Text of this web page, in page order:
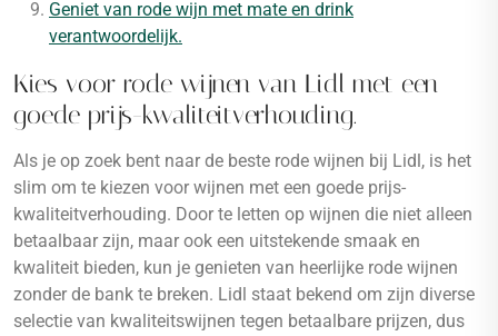
Geniet van rode wijn met mate en drink
verantwoordelijk.
Kies voor rode wijnen van Lidl met een
goede prijs-kwaliteitverhouding.
Als je op zoek bent naar de beste rode wijnen bij Lidl, is het
slim om te kiezen voor wijnen met een goede prijs-
kwaliteitverhouding. Door te letten op wijnen die niet alleen
betaalbaar zijn, maar ook een uitstekende smaak en
kwaliteit bieden, kun je genieten van heerlijke rode wijnen
zonder de bank te breken. Lidl staat bekend om zijn diverse
selectie van kwaliteitswijnen tegen betaalbare prijzen, dus